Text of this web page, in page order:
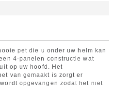
pet die u onder uw helm kan
4-panelen constructie wat
op uw hoofd. Het
van gemaakt is zorgt er
opgevangen zodat het niet